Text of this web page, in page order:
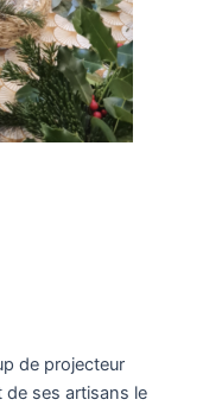
de projecteur
de ses artisans le